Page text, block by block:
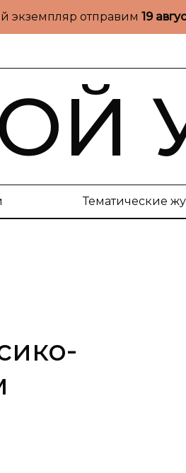
экземпляр отправим 19
Тематические